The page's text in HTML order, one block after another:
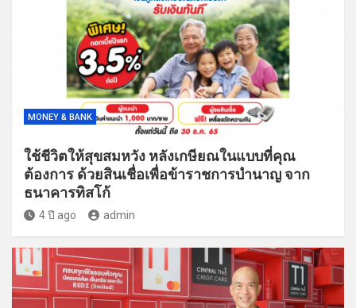
MONEY & BANK
ใช้ชีวิตให้สุขสมหวัง หลังเกษียณในแบบที่คุณ
ต้องการ ด้วยสินเชื่อเพื่อข้าราชการบำนาญ จาก
ธนาคารทิสโก้
4 ปี ago admin